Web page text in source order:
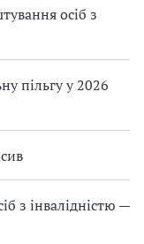
осіб з
пільгу у 2026
з інвалідністю —